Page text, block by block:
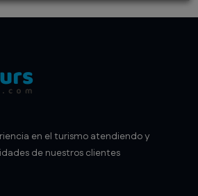
en el turismo atendiendo y
de nuestros clientes